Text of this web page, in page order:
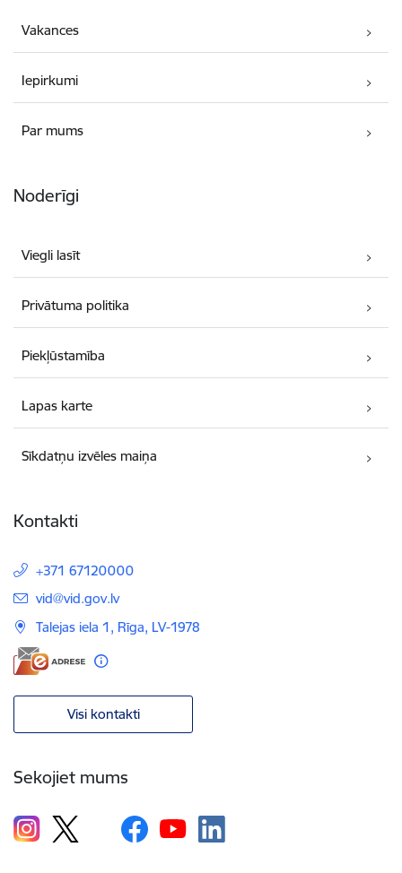
Vakances
Iepirkumi
Par mums
Noderīgi
Viegli lasīt
Privātuma politika
Piekļūstamība
Lapas karte
Sīkdatņu izvēles maiņa
Kontakti
+371 67120000
E-pasts:
vid@vid.gov.lv
Talejas iela 1, Rīga, LV-1978
Visi kontakti
Sekojiet mums